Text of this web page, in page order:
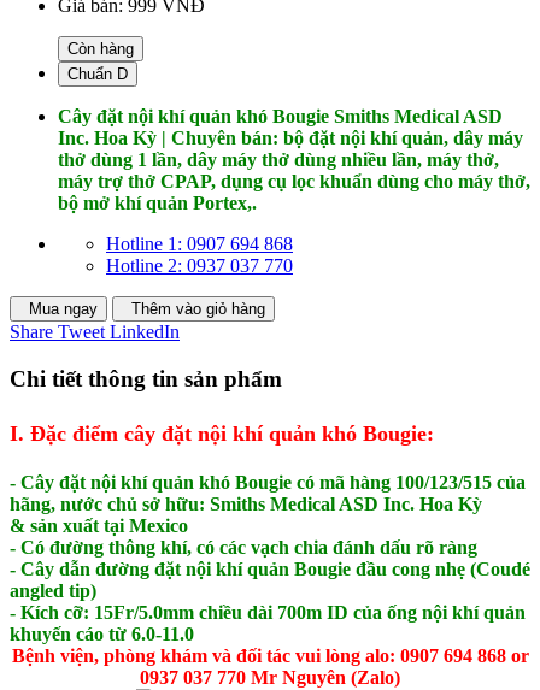
Giá bán: 999 VNĐ
Còn hàng
Chuẩn D
Cây đặt nội khí quản khó Bougie Smiths Medical ASD
Inc. Hoa Kỳ | Chuyên bán: bộ đặt nội khí quản, dây máy
thở dùng 1 lần, dây máy thở dùng nhiều lần, máy thở,
máy trợ thở CPAP, dụng cụ lọc khuẩn dùng cho máy thở,
bộ mở khí quản Portex,.
Hotline 1: 0907 694 868
Hotline 2: 0937 037 770
Mua ngay Thêm vào giỏ hàng
Share Tweet LinkedIn
Chi tiết thông tin sản phẩm
I. Đặc điểm cây đặt nội khí quản khó Bougie:
- Cây đặt nội khí quản khó Bougie có mã hàng 100/123/515 của
hãng, nước chủ sở hữu: Smiths Medical ASD Inc. Hoa Kỳ
& sản xuất tại Mexico
- Có đường thông khí, có các vạch chia đánh dấu rõ ràng
- Cây dẫn đường đặt nội khí quản Bougie đầu cong nhẹ (Coudé
angled tip)
- Kích cỡ: 15Fr/5.0mm chiều dài 700m ID của ống nội khí quản
khuyến cáo từ 6.0-11.0
Bệnh viện, phòng khám và đối tác vui lòng alo: 0907 694 868 or
0937 037 770 Mr Nguyên (Zalo)